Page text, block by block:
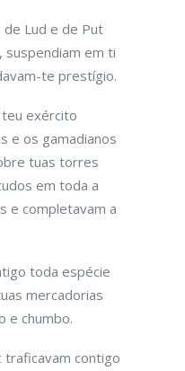
de Lud e de Put
em ti
te prestígio.
exército
e os gamadianos
tuas torres
em toda a
e completavam a
toda espécie
mercadorias
e chumbo.
traficavam contigo